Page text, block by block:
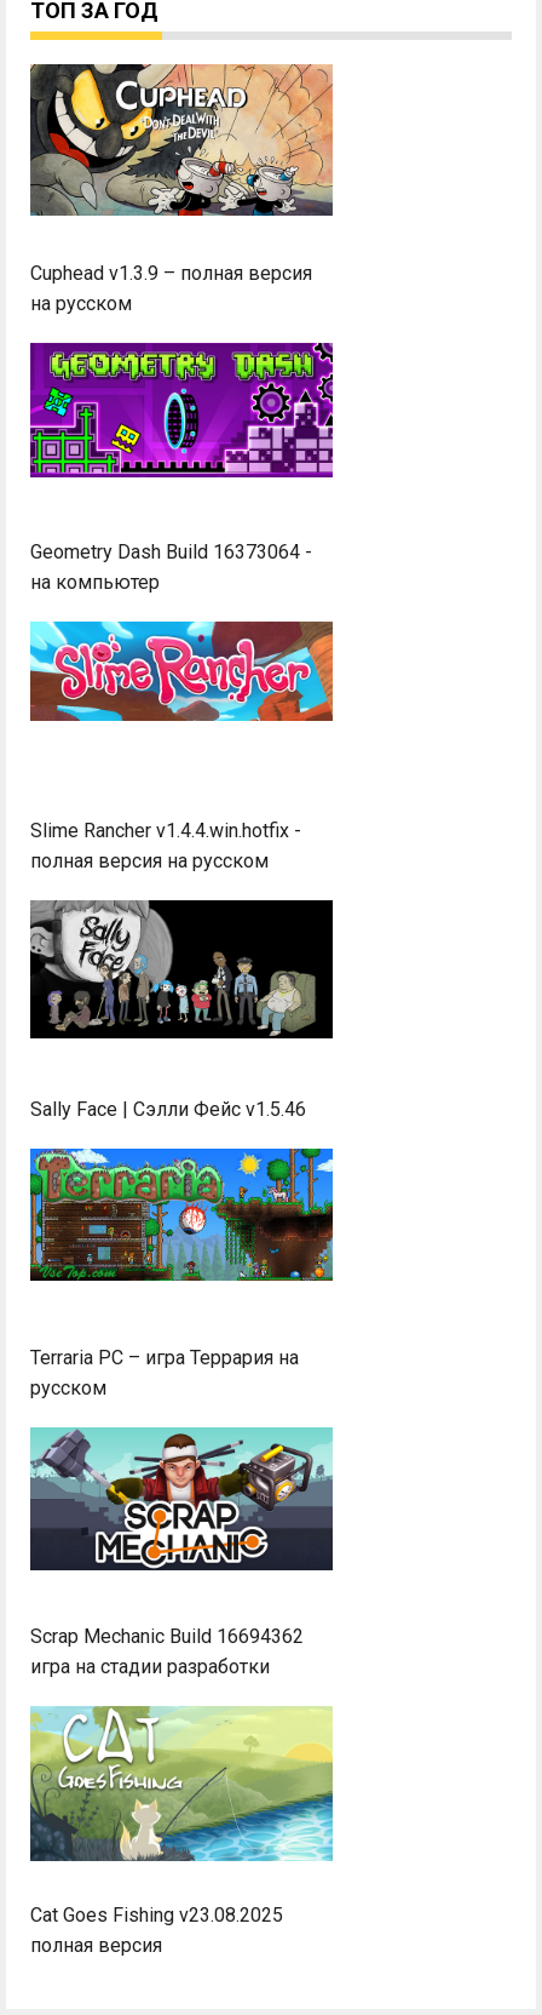
ТОП ЗА ГОД
Cuphead v1.3.9 – полная версия
на русском
Geometry Dash Build 16373064 -
на компьютер
Slime Rancher v1.4.4.win.hotfix -
полная версия на русском
Sally Face | Сэлли Фейс v1.5.46
Terraria PC – игра Террария на
русском
Scrap Mechanic Build 16694362
игра на стадии разработки
Cat Goes Fishing v23.08.2025
полная версия